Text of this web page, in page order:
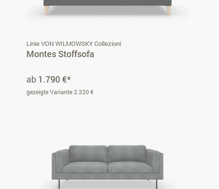
Linie VON WILMOWSKY Collezioni
Montes Stoffsofa
ab 1.790 €*
gezeigte Variante 2.320 €